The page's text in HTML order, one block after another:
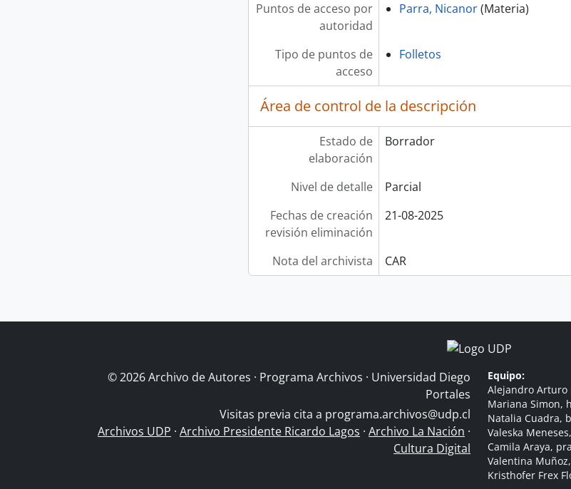
Puntos de acceso por
autoridad
Parra, Nicanor(Materia)
Tipo de puntos de
acceso
Folletos
Área de control de la descripción
Estado de
elaboración
Borrador
Nivel de detalle
Parcial
Fechas de creación
revisión eliminación
21-08-2025
Nota del archivista CAR
© 2026 Archivo de Autores · Programa Archivos · Universidad Diego
Portales
Visitas previa cita a programa.archivos@udp.cl
Archivos UDP · Archivo Presidente Ricardo Lagos · Archivo La Nación ·
Cultura Digital
Equipo:
Alejandro Arturo
Mariana Simon,
Natalia Cuadra,
Valeska
Camila Araya,
Valentina
Kristhofer Frex